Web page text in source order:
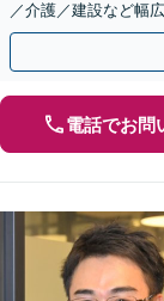
／介護／建設など幅
まの力強い味方とな
電話でお問